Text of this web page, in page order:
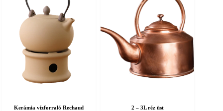
Kerámia vízforraló Rechaud
2 – 3L réz üst